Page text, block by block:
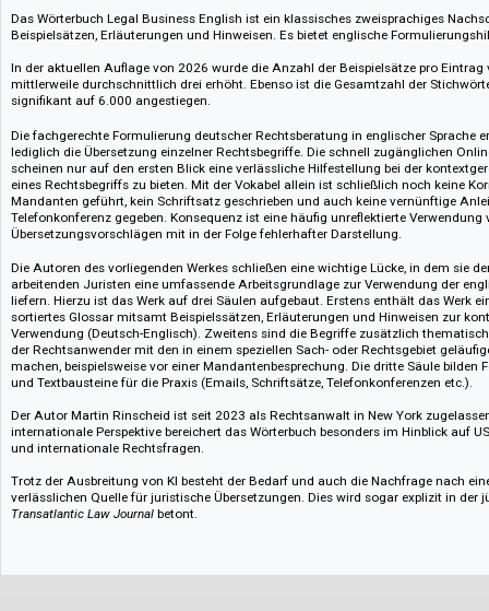
108604
Verlagsinformation :: Publisher's information
Beispielsätzen, Erläuterungen und Hinweisen. Es bietet englische
In der aktuellen Auflage von 2026 wurde die Anzahl der Beispielsätze
mittlerweile durchschnittlich drei erhöht. Ebenso ist die Gesamtzahl der
signifikant auf 6.000 angestiegen.
Die fachgerechte Formulierung deutscher Rechtsberatung in englischer
lediglich die Übersetzung einzelner Rechtsbegriffe. Die schnell
scheinen nur auf den ersten Blick eine verlässliche Hilfestellung bei der
eines Rechtsbegriffs zu bieten. Mit der Vokabel allein ist schließlich noch
Mandanten geführt, kein Schriftsatz geschrieben und auch keine
Telefonkonferenz gegeben. Konsequenz ist eine häufig unreflektierte
Übersetzungsvorschlägen mit in der Folge fehlerhafter Darstellung.
Die Autoren des vorliegenden Werkes schließen eine wichtige Lücke, in
arbeitenden Juristen eine umfassende Arbeitsgrundlage zur
liefern. Hierzu ist das Werk auf drei Säulen aufgebaut. Erstens enthält
sortiertes Glossar mitsamt Beispielssätzen, Erläuterungen und
der Rechtsanwender mit den in einem speziellen Sach- oder
machen, beispielsweise vor einer Mandantenbesprechung. Die dritte
und Textbausteine für die Praxis (Emails, Schriftsätze,
internationale Perspektive bereichert das Wörterbuch besonders im